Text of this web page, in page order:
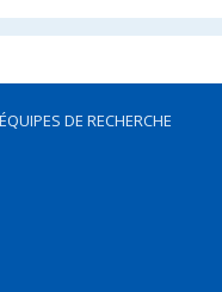
DE RECHERCHE